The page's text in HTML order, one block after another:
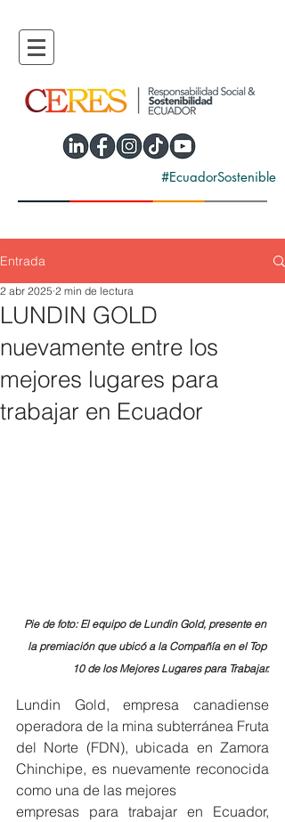
#EcuadorSostenible
Entrada
LUNDIN GOLD
nuevamente entre los
mejores lugares para
trabajar en Ecuador
2 abr 2025 2 min de lectura
Pie de foto: El equipo de Lundin Gold, presente en
la premiación que ubicó a la Compañía en el Top
10 de los Mejores Lugares para Trabajar.
Lundin Gold, empresa canadiense
operadora de la mina subterránea Fruta
del Norte (FDN), ubicada en Zamora
Chinchipe, es nuevamente reconocida
como una de las mejores
empresas para trabajar en Ecuador,